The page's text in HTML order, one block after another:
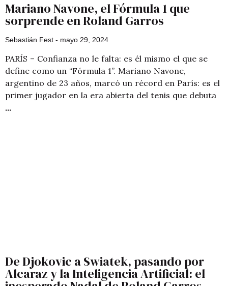
Mariano Navone, el Fórmula 1 que
sorprende en Roland Garros
Sebastián Fest mayo 29, 2024
PARÍS – Confianza no le falta: es él mismo el que se
define como un “Fórmula 1”. Mariano Navone,
argentino de 23 años, marcó un récord en París: es el
primer jugador en la era abierta del tenis que debuta
De Djokovic a Swiatek, pasando por
Alcaraz y la Inteligencia Artificial: el